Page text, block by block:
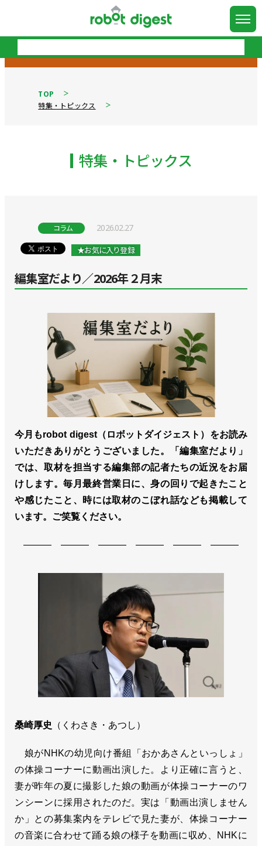
TOP
特集・トピックス
特集・トピックス
コラム 2026.02.27
★お気に入り登録
編集室だより／2026年２月末
今月もrobot digest（ロボットダイジェスト）をお読み
いただきありがとうございました。「編集室だより」
では、取材を担当する編集部の記者たちの近況をお届
けします。毎月最終営業日に、身の回りで起きたこと
や感じたこと、時には取材のこぼれ話なども掲載して
います。ご笑覧ください。
――― ――― ――― ――― ――― ―――
桑崎厚史 （くわさき・あつし）
娘がNHKの幼児向け番組「おかあさんといっしょ」
の体操コーナーに動画出演した。より正確に言うと、
妻が昨年の夏に撮影した娘の動画が体操コーナーのワ
ンシーンに採用されたのだ。実は「動画出演しません
か」との募集案内をテレビで見た妻が、体操コーナー
の音楽に合わせて踊る娘の様子を動画に収め、NHKに